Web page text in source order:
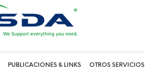
PUBLICACIONES & LINKS OTROS SERVICIOS